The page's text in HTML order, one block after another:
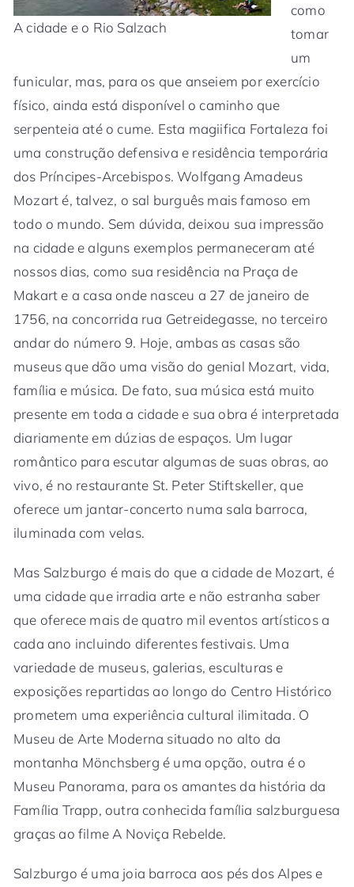
A cidade e o Rio Salzach
como
tomar
um
funicular, mas, para os que anseiem por exercício
físico, ainda está disponível o caminho que
serpenteia até o cume. Esta magiifica Fortaleza foi
uma construção defensiva e residência temporária
dos Príncipes-Arcebispos. Wolfgang Amadeus
Mozart é, talvez, o sal burguês mais famoso em
todo o mundo. Sem dúvida, deixou sua impressão
na cidade e alguns exemplos permaneceram até
nossos dias, como sua residência na Praça de
Makart e a casa onde nasceu a 27 de janeiro de
1756, na concorrida rua Getreidegasse, no terceiro
andar do número 9. Hoje, ambas as casas são
museus que dão uma visão do genial Mozart, vida,
família e música. De fato, sua música está muito
presente em toda a cidade e sua obra é interpretada
diariamente em dúzias de espaços. Um lugar
romântico para escutar algumas de suas obras, ao
vivo, é no restaurante St. Peter Stiftskeller, que
oferece um jantar-concerto numa sala barroca,
iluminada com velas.
Mas Salzburgo é mais do que a cidade de Mozart, é
uma cidade que irradia arte e não estranha saber
que oferece mais de quatro mil eventos artísticos a
cada ano incluindo diferentes festivais. Uma
variedade de museus, galerias, esculturas e
exposições repartidas ao longo do Centro Histórico
prometem uma experiência cultural ilimitada. O
Museu de Arte Moderna situado no alto da
montanha Mönchsberg é uma opção, outra é o
Museu Panorama, para os amantes da história da
Família Trapp, outra conhecida família salzburguesa
graças ao filme A Noviça Rebelde.
Salzburgo é uma joia barroca aos pés dos Alpes e